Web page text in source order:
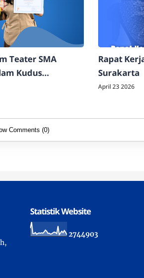
Teater SMA
Kudus
Rapat
Surakarta
April 23 2026
Comments (0)
Statistik Website
2744903